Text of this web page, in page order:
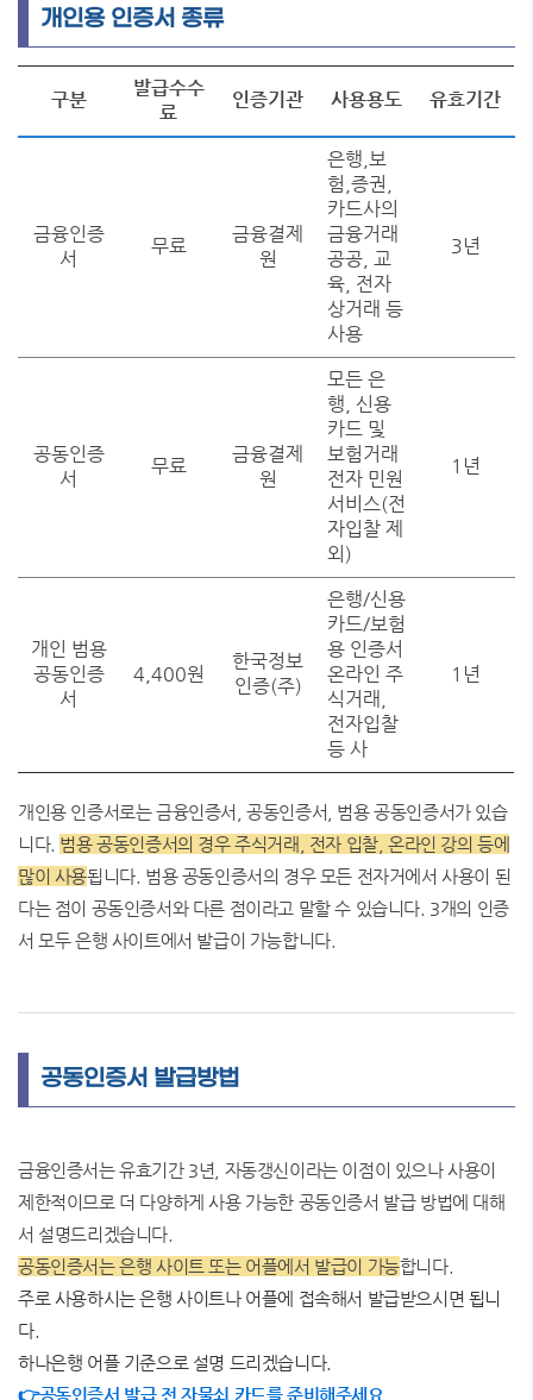
개인용 인증서 종류
구분
발급수수
료
인증기관 사용용도 유효기간
금융인증
서
무료
금융결제
원
은행,보
험,증권,
카드사의
금융거래
공공, 교
육, 전자
상거래 등
사용
3년
공동인증
서
무료
금융결제
원
모든 은
행, 신용
카드 및
보험거래
전자 민원
서비스(전
자입찰 제
외)
1년
개인 범용
공동인증
서
4,400원
한국정보
인증(주)
은행/신용
카드/보험
용 인증서
온라인 주
식거래,
전자입찰
등 사
1년
개인용 인증서로는 금융인증서, 공동인증서, 범용 공동인증서가 있습
니다. 범용 공동인증서의 경우 주식거래, 전자 입찰, 온라인 강의 등에
많이 사용됩니다. 범용 공동인증서의 경우 모든 전자거에서 사용이 된
다는 점이 공동인증서와 다른 점이라고 말할 수 있습니다. 3개의 인증
서 모두 은행 사이트에서 발급이 가능합니다.
공동인증서 발급방법
금융인증서는 유효기간 3년, 자동갱신이라는 이점이 있으나 사용이
제한적이므로 더 다양하게 사용 가능한 공동인증서 발급 방법에 대해
서 설명드리겠습니다.
공동인증서는 은행 사이트 또는 어플에서 발급이 가능합니다.
주로 사용하시는 은행 사이트나 어플에 접속해서 발급받으시면 됩니
다.
하나은행 어플 기준으로 설명 드리겠습니다.
👉공동인증서 발급 전 자물쇠 카드를 준비해주세요.